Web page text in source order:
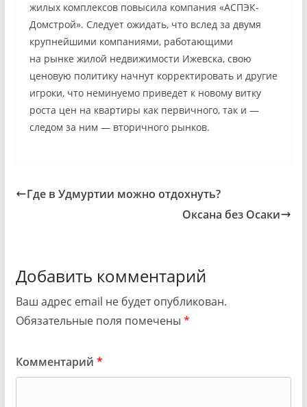
жилых комплексов повысила компания «АСПЭК-
Домстрой». Следует ожидать, что вслед за двумя
крупнейшими компаниями, работающими
на рынке жилой недвижимости Ижевска, свою
ценовую политику начнут корректировать и другие
игроки, что неминуемо приведет к новому витку
роста цен на квартиры как первичного, так и —
следом за ним — вторичного рынков.
Где в Удмуртии можно отдохнуть?
Оксана без Осаки
Добавить комментарий
Ваш адрес email не будет опубликован.
Обязательные поля помечены *
Комментарий *